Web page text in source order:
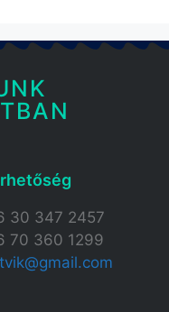
30 347 2457
70 360 1299